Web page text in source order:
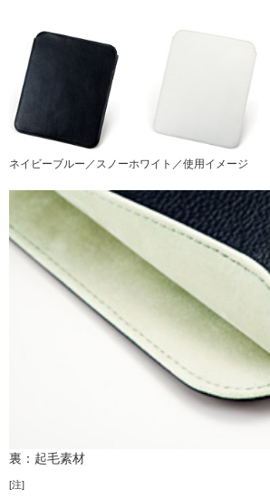
ネイビーブルー／スノーホワイト／使用イメージ
裏：起毛素材
[注]